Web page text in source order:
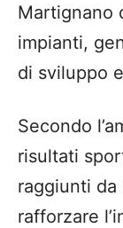
Martignano
impianti,
di sviluppo
Secondo
risultati
raggiunti
rafforzare